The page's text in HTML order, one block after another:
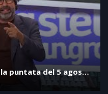
la puntata del 5 agosto